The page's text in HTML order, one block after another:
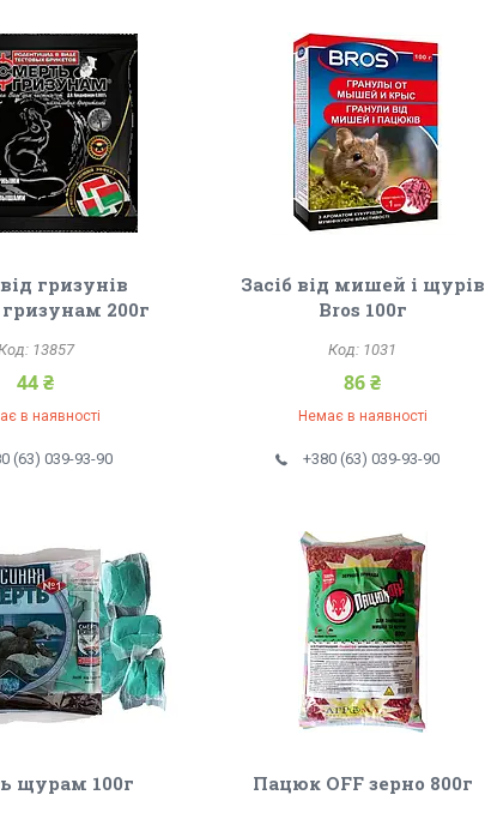
гризунів
200г
13857
44 ₴
в наявності
(63) 039-93-90
Засіб від мишей і щурів
Bros 100г
1031
86 ₴
Немає в наявності
+380 (63) 039-93-90
щурам 100г Пацюк OFF зерно 800г